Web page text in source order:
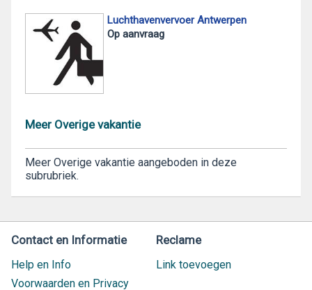
Luchthavenvervoer Antwerpen
Op aanvraag
Meer Overige vakantie
Meer Overige vakantie aangeboden in deze
subrubriek.
Contact en Informatie
Help en Info
Voorwaarden en Privacy
Reclame
Link toevoegen